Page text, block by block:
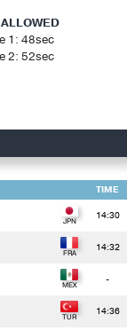
1: 48sec
2: 52sec
TIME
14:30
14:32
-
14:36